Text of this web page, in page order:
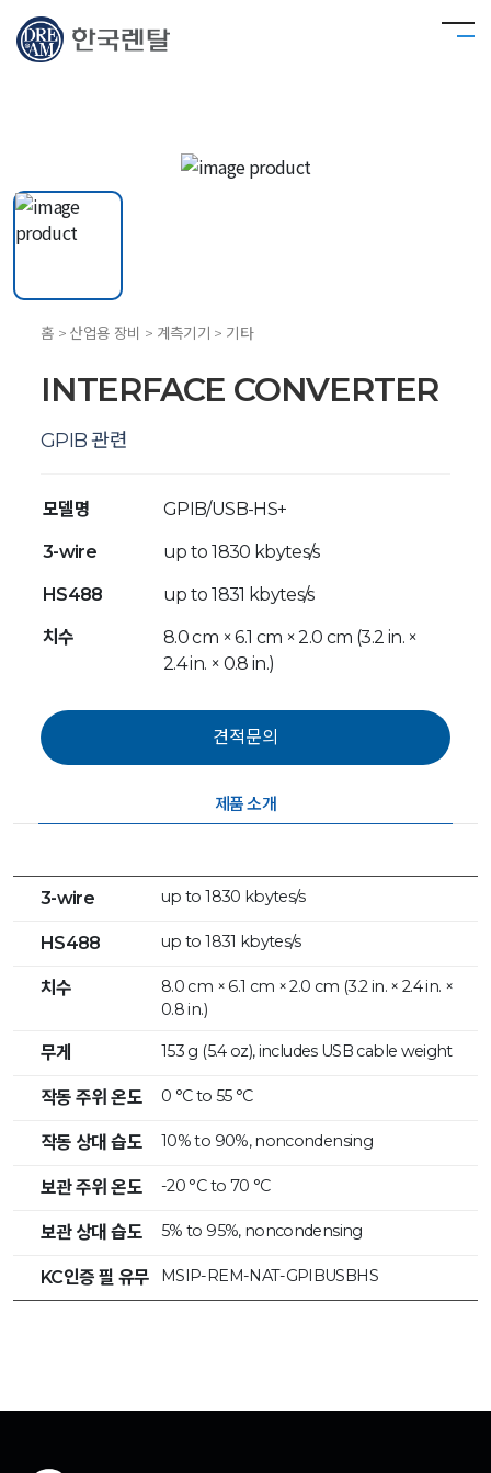
홈 > 산업용 장비 > 계측기기 > 기타
INTERFACE CONVERTER
GPIB 관련
모델명 GPIB/USB-HS+
3-wire up to 1830 kbytes/s
HS488 up to 1831 kbytes/s
치수
8.0 cm × 6.1 cm × 2.0 cm (3.2 in. ×
2.4 in. × 0.8 in.)
제품 소개
3-wire up to 1830 kbytes/s
HS488 up to 1831 kbytes/s
치수
8.0 cm × 6.1 cm × 2.0 cm (3.2 in. × 2.4 in. ×
0.8 in.)
무게 153 g (5.4 oz), includes USB cable weight
작동 주위 온도 0 °C to 55 °C
작동 상대 습도 10% to 90%, noncondensing
보관 주위 온도 -20 °C to 70 °C
보관 상대 습도 5% to 95%, noncondensing
KC인증 필 유무 MSIP-REM-NAT-GPIBUSBHS